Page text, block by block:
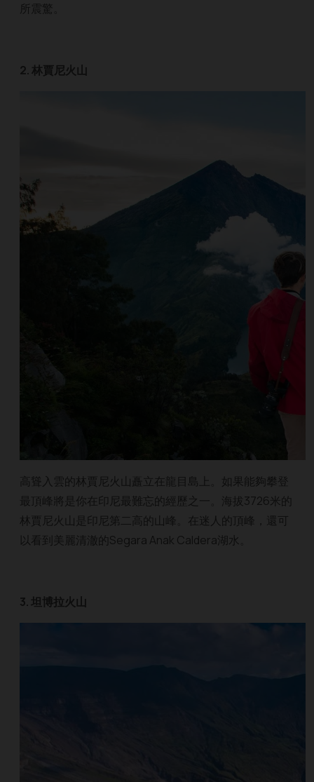
所震驚。
2. 林賈尼​​火山
高聳入雲的林賈尼火山矗立在龍目島上。如果能夠攀登
最頂峰將是你在印尼最難忘的經歷之一。海拔3726​​米的
林賈尼火山是印尼第二高的山峰。在迷人的頂峰，還可
以看到美麗清澈的Segara Anak Caldera湖水。
3. 坦博拉火山